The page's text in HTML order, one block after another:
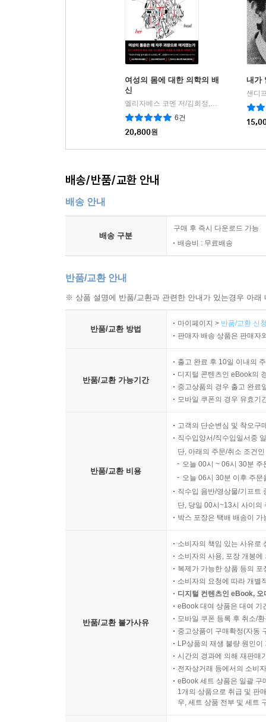
여성의 몸에 대한 의학의 배
신
생각
6건
20,800원
내가
배송/반품/교환 안내
배송 안내
배송 구분
구매 후 즉시 다운로드 가능
배송비 : 무료배송
반품/교환 안내
※ 상품 설명에 반품/교환과 관련한 안내가 있는경우 아
반품/교환 방법
마이페이지 > 반품/교환 신
판매자 배송 상품은 판매자
반품/교환 가능기간
출고 완료 후 10일 이내의
디지털 콘텐츠인 eBook의
중고상품의 경우 출고 완료
모바일 쿠폰의 경우 유효기
반품/교환 비용
고객의 단순변심 및 착오구
직수입양서/직수입일서중
단, 아래의 주문/취소 조건
오늘 00시 ~ 06시 30분
오늘 06시 30분 이후 주
직수입 음반/영상물/기프트
단, 당일 00시~13시 사이의
박스 포장은 택배 배송이
반품/교환 불가사유
소비자의 책임 있는 사유로
소비자의 사용, 포장 개봉
복제가 가능한 상품 등의
소비자의 요청에 따라 개별
디지털 컨텐츠인 eBook,
eBook 대여 상품은 대여 기
모바일 쿠폰 등록 후 취소/
중고상품이 구매확정(자동
LP상품의 재생 불량 원인
시간의 경과에 의해 재판매
전자상거래 등에서의 소비
eBook 세트 상품은 일괄 구
1개의 상품으로 취급 및 판
우, 세트 상품 전부 및 세트